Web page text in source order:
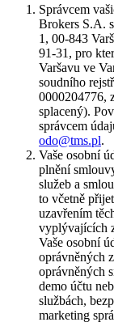
Správcem
Brokers S.A.
1, 00-843
91-31, pro
Varšavu ve
soudního
0000204776,
splacený).
správcem
odo@tms.pl.
Vaše osobní
plnění
služeb a
to včetně
uzavřením
vyplývajících
Vaše osobní
oprávněných
oprávněných
demo účtu
službách,
marketing